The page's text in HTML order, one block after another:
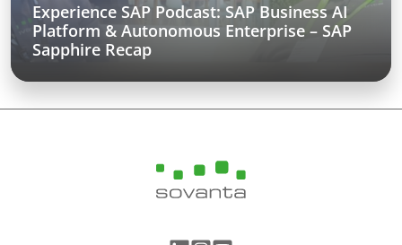
Experience SAP Podcast: SAP Business AI
Platform & Autonomous Enterprise – SAP
Sapphire Recap